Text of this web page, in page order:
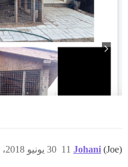
Johani (Joe) 30 يونيو 2018، 7:26ص 11